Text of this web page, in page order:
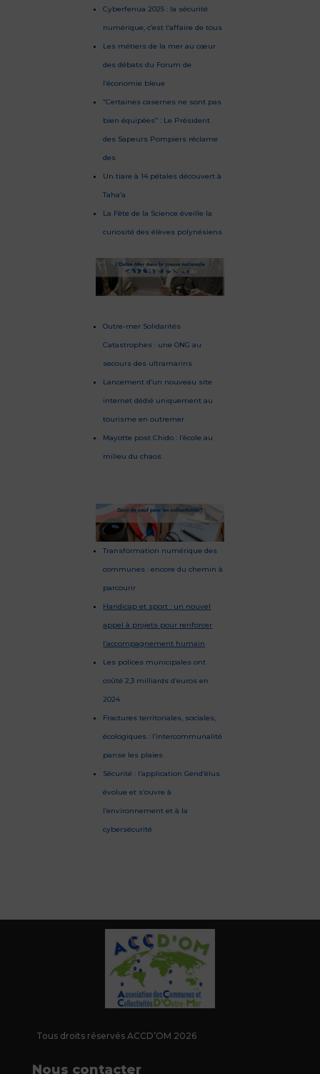
Cyberfenua 2025 : la sécurité
numérique, c’est l’affaire de tous
Les métiers de la mer au cœur
des débats du Forum de
l’économie bleue
“Certaines casernes ne sont pas
bien équipées” : Le Président
des Sapeurs Pompiers réclame
des
Un tiare à 14 pétales découvert à
Taha’a
La Fête de la Science éveille la
curiosité des élèves polynésiens
Outre-mer Solidarités
Catastrophes : une ONG au
secours des ultramarins
Lancement d’un nouveau site
internet dédié uniquement au
tourisme en outremer
Mayotte post Chido : l’école au
milieu du chaos
Transformation numérique des
communes : encore du chemin à
parcourir
Handicap et sport : un nouvel
appel à projets pour renforcer
l’accompagnement humain
Les polices municipales ont
coûté 2,3 milliards d’euros en
2024
Fractures territoriales, sociales,
écologiques : l’intercommunalité
panse les plaies
Sécurité : l’application Gend’élus
évolue et s’ouvre à
l’environnement et à la
cybersécurité
Tous droits réservés ACCD’OM 2026
Nous contacter